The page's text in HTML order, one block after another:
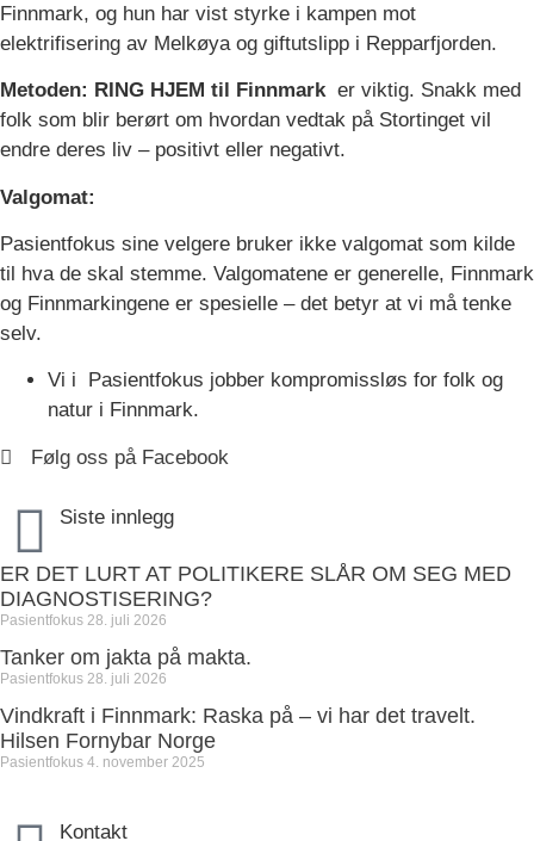
Finnmark, og hun har vist styrke i kampen mot
elektrifisering av Melkøya og giftutslipp i Repparfjorden.
Metoden: RING HJEM til Finnmark er viktig. Snakk med
folk som blir berørt om hvordan vedtak på Stortinget vil
endre deres liv – positivt eller negativt.
Valgomat:
Pasientfokus sine velgere bruker ikke valgomat som kilde
til hva de skal stemme. Valgomatene er generelle, Finnmark
og Finnmarkingene er spesielle – det betyr at vi må tenke
selv.
Vi i Pasientfokus jobber kompromissløs for folk og
natur i Finnmark.
Følg oss på Facebook
Siste innlegg
ER DET LURT AT POLITIKERE SLÅR OM SEG MED
DIAGNOSTISERING?
Pasientfokus 28. juli 2026
Tanker om jakta på makta.
Pasientfokus 28. juli 2026
Vindkraft i Finnmark: Raska på – vi har det travelt.
Hilsen Fornybar Norge
Pasientfokus 4. november 2025
Kontakt